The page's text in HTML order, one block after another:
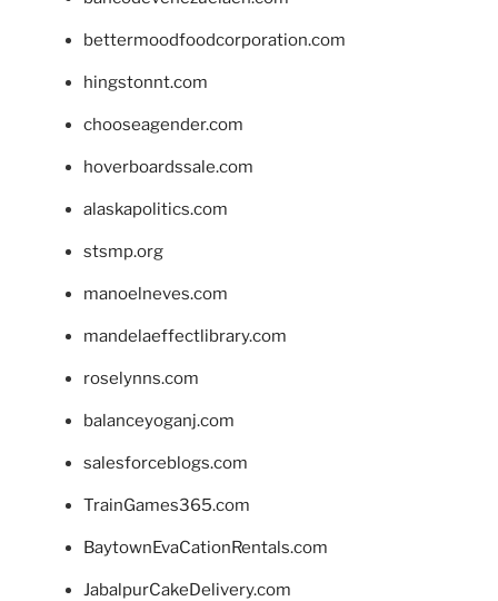
bettermoodfoodcorporation.com
hingstonnt.com
chooseagender.com
hoverboardssale.com
alaskapolitics.com
stsmp.org
manoelneves.com
mandelaeffectlibrary.com
roselynns.com
balanceyoganj.com
salesforceblogs.com
TrainGames365.com
BaytownEvaCationRentals.com
JabalpurCakeDelivery.com